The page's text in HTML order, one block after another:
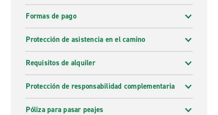
Formas de pago
Protección de asistencia en el camino
Requisitos de alquiler
Protección de responsabilidad complementaria
Póliza para pasar peajes